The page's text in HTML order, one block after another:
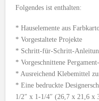
Folgendes ist enthalten:
* Hauselemente aus
* Vorgestaltete Projekte
* Schritt-für-Schritt-
* Vorgeschnittene
* Ausreichend Klebemittel
* Eine bedruckte
1/2″ x 1-1/4″ (26,7 x 21,6 x